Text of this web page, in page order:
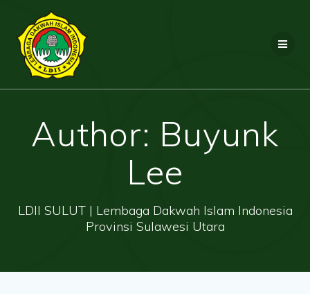
Author: Buyunk
Lee
LDII SULUT | Lembaga Dakwah Islam Indonesia
Provinsi Sulawesi Utara